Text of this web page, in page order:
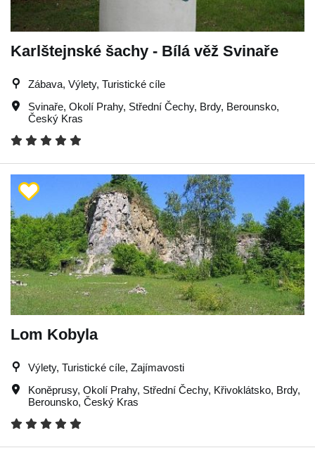
Karlštejnské šachy - Bílá věž Svinaře
Zábava, Výlety, Turistické cíle
Svinaře, Okolí Prahy, Střední Čechy, Brdy, Berounsko,
Český Kras
Lom Kobyla
Výlety, Turistické cíle, Zajímavosti
Koněprusy, Okolí Prahy, Střední Čechy, Křivoklátsko, Brdy,
Berounsko, Český Kras